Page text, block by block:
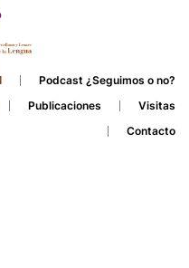
Podcast ¿Seguimos o no?
Publicaciones
Visitas
Contacto